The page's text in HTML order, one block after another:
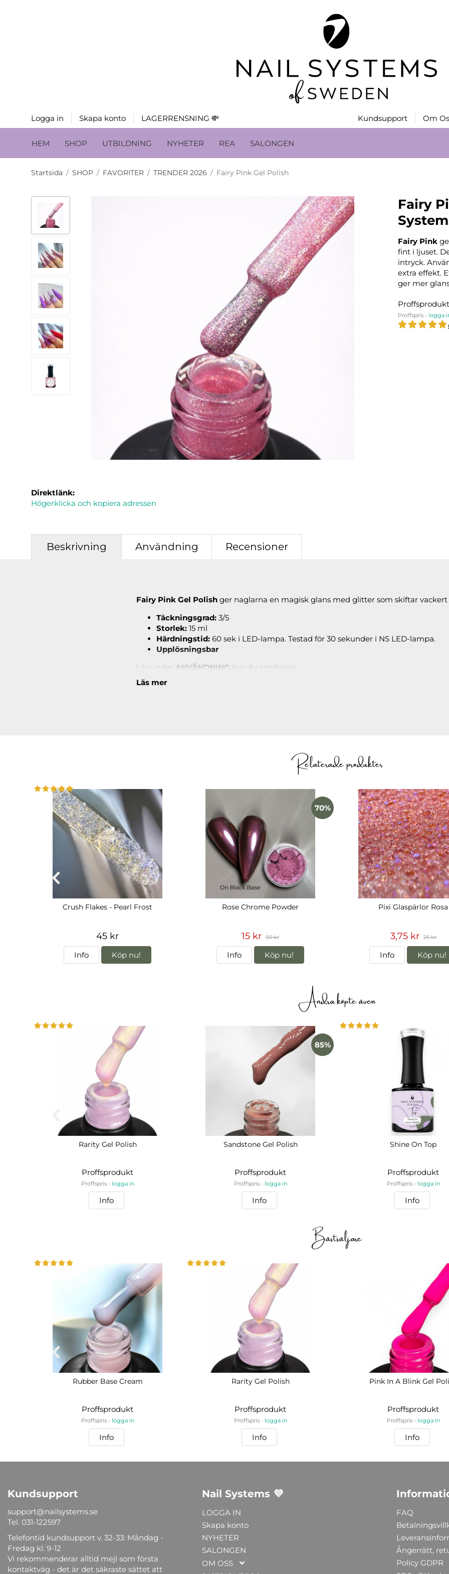
Logga in Skapa konto LAGERRENSNING 💸 Kundsupport Om
HEM SHOP UTBILDNING NYHETER REA SALONGEN
Startsida / SHOP / FAVORITER / TRENDER 2026 / Fairy Pink Gel Polish
Fairy
Fairy Pink
fint i ljuset.
intryck.
extra effekt.
ger mer
Proffsprodukt
Proffspris - logga
Direktlänk:
Högerklicka och kopiera adressen
Beskrivning Användning Recensioner
Fairy Pink Gel Polish ger naglarna en magisk glans med glitter som skiftar vackert
Täckningsgrad: 3/5
Storlek: 15 ml
Härdningstid: 60 sek i LED-lampa. Testad för 30 sekunder i NS LED-lampa.
Upplösningsbar
Läs under ANVÄNDNING hur du applicerar.
Läs mer
Relaterade produkter
Crush Flakes - Pearl Frost
45 kr
Info Köp nu!
70%
Rose Chrome Powder
15 kr 50 kr
Info Köp nu!
Pixi Glaspärlor Rosa
3,75 kr 25 kr
Info Köp nu!
Andra köpte även
Rarity Gel Polish
Proffsprodukt
Proffspris - logga in
Info
85%
Sandstone Gel Polish
Proffsprodukt
Proffspris - logga in
Info
Shine On Top
Proffsprodukt
Proffspris - logga in
Info
Bästsäljare
Rubber Base Cream
Proffsprodukt
Proffspris - logga in
Info
Rarity Gel Polish
Proffsprodukt
Proffspris - logga in
Info
Pink In A Blink Gel
Proffsprodukt
Proffspris - logga in
Info
Kundsupport
support@nailsystems.se
Tel. 031-122597
Telefontid kundsupport v. 32-33: Måndag -
Fredag kl. 9-12
Vi rekommenderar alltid mejl som första
kontaktväg - det är det säkraste sättet att
Nail Systems 💜
LOGGA IN
Skapa konto
NYHETER
SALONGEN
OM OSS
FAQ
Ångerrätt,
Policy GDPR